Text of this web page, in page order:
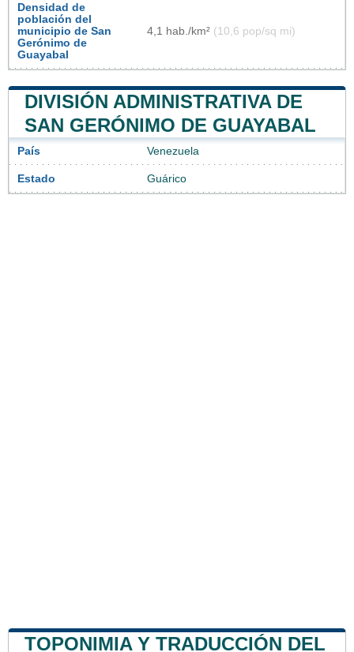
Densidad de
población del
municipio de San
Gerónimo de
Guayabal
4,1 hab./km² (10,6 pop/sq mi)
DIVISIÓN ADMINISTRATIVA DE
SAN GERÓNIMO DE GUAYABAL
País Venezuela
Estado Guárico
TOPONIMIA Y TRADUCCIÓN DEL